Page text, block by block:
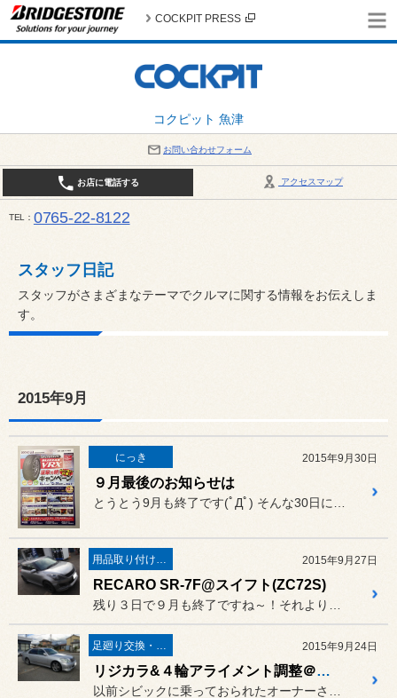
コクピット 魚津
COCKPIT PRESS
お問い合わせフォーム
アクセスマップ
お店に電話する
TEL 0765-22-8122
スタッフ日記
スタッフがさまざまなテーマでクルマに関する情報をお伝えしま
す。
2015年9月
にっき 2015年9月30日
９月最後のお知らせは
用品取り付け作業 2015年9月27日
RECARO SR-7F@スイフト(ZC72S)
残り３日で９月も終了ですね～！それより残り３ヶ月で2015年も終わ...
足廻り交換・４輪アライメント調整 2015年9月24日
リジカラ&４輪アライメント調整＠セルシオ(UCF30)
以前シビックに乗っておられたオーナーさん。